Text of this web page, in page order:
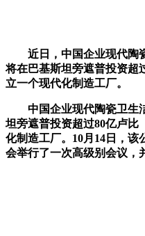
近日，中国企业现代陶
将在巴基斯坦旁遮普投资超
立一个现代化制造工厂。
中国企业现代陶瓷卫生
坦旁遮普投资超过80亿卢比
化制造工厂。10月14日，该
会举行了一次高级别会议，